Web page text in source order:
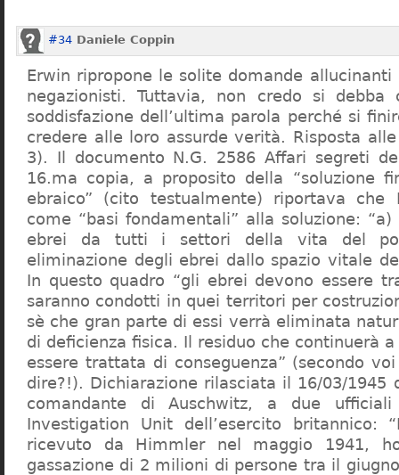
#34 Daniele Coppin
Erwin ripropone le solite domande
negazionisti. Tuttavia, non credo si debba
soddisfazione dell’ultima parola perché si
credere alle loro assurde verità. Risposta
3). Il documento N.G. 2586 Affari segreti
16.ma copia, a proposito della “soluzione
ebraico” (cito testualmente) riportava che
come “basi fondamentali” alla soluzione:
ebrei da tutti i settori della vita del
eliminazione degli ebrei dallo spazio vitale
In questo quadro “gli ebrei devono essere
saranno condotti in quei territori per
sè che gran parte di essi verrà eliminata
di deficienza fisica. Il residuo che continuerà
essere trattata di conseguenza” (secondo
dire?!). Dichiarazione rilasciata il 16/03/1945
comandante di Auschwitz, a due
Investigation Unit dell’esercito britannico:
ricevuto da Himmler nel maggio 1941,
gassazione di 2 milioni di persone tra il